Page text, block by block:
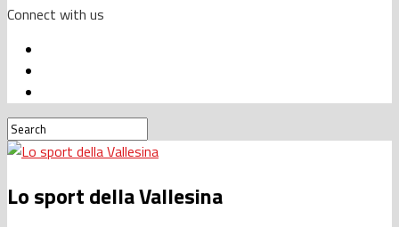
Connect with us
Lo sport della Vallesina